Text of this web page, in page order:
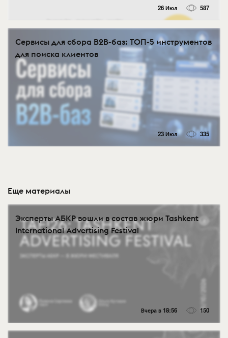
26 Июл 587
Сервисы для сбора B2B-баз: ТОП-5 инструментов
для поиска клиентов
23 Июл 335
Еще материалы
Эксперты АБКР вошли в состав жюри Tashkent
International Advertising Festival
Вчера в 18:56 150